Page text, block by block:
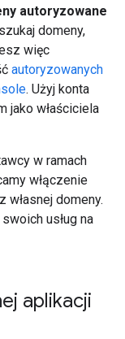
autoryzowane
domeny,
więc
autoryzowanych
. Użyj konta
jako właściciela
w ramach
włączenie
domeny.
usług na
aplikacji